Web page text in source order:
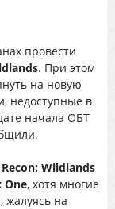
провести
. При этом
на новую
недоступные в
начала ОБТ
Wildlands
One, хотя многие
жалуясь на